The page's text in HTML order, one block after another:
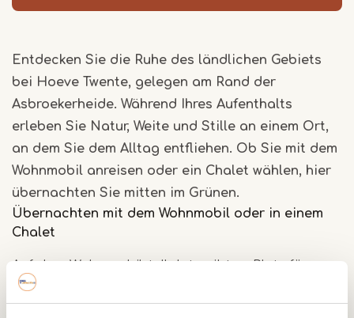
Entdecken Sie die Ruhe des ländlichen Gebiets
bei Hoeve Twente, gelegen am Rand der
Asbroekerheide. Während Ihres Aufenthalts
erleben Sie Natur, Weite und Stille an einem Ort,
an dem Sie dem Alltag entfliehen. Ob Sie mit dem
Wohnmobil anreisen oder ein Chalet wählen, hier
übernachten Sie mitten im Grünen.
Übernachten mit dem Wohnmobil oder in einem
Chalet
etwa 30 Camper, mit freier Einteilung, sodass Sie